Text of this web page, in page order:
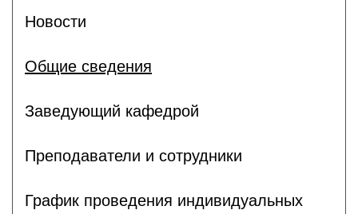
Новости
Общие сведения
Заведующий кафедрой
Преподаватели и сотрудники
График проведения индивидуальных